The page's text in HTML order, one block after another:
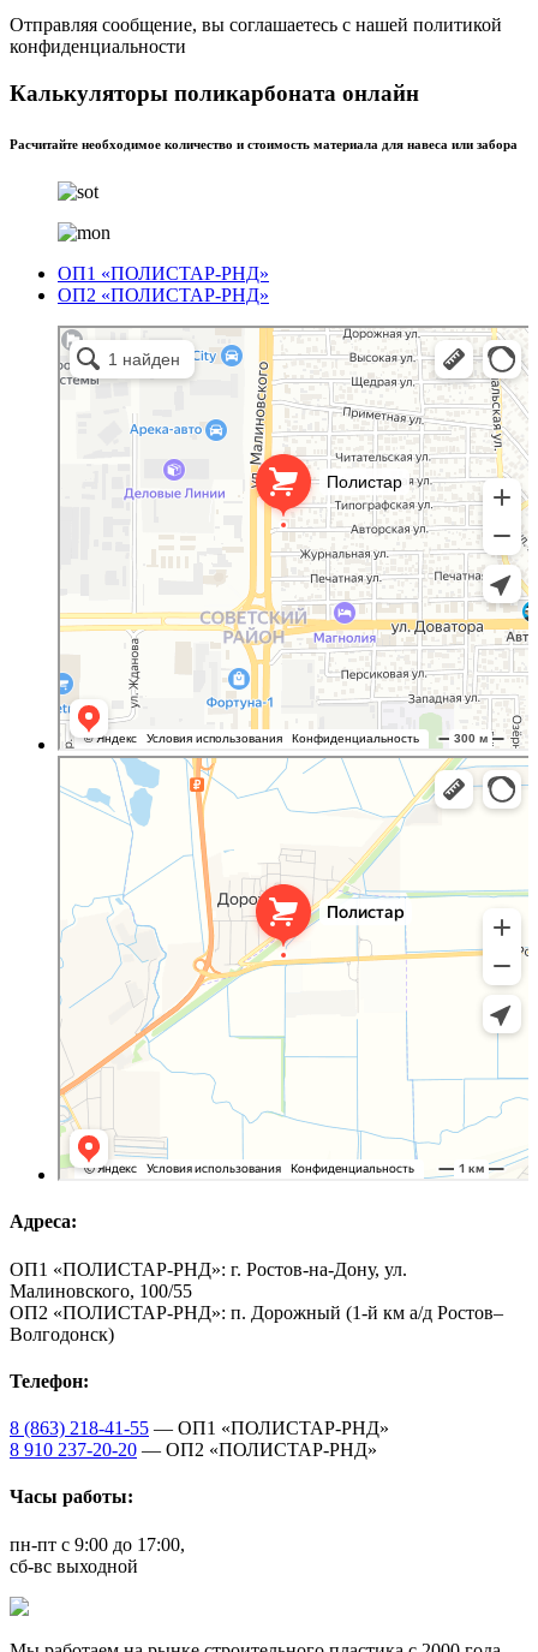
Отправляя сообщение, вы соглашаетесь с нашей политикой
конфиденциальности
Калькуляторы поликарбоната онлайн
Расчитайте необходимое количество и стоимость материала для навеса или забора
ОП1 «ПОЛИСТАР-РНД»
ОП2 «ПОЛИСТАР-РНД»
Полистар
Оргстекло, поликарбонат в Ростове‑на‑Дону
Светопрозрачные конструкции в Ростове‑на‑Дону
Полистар
Оргстекло, поликарбонат в Ростовской области
Светопрозрачные конструкции в Ростовской области
Адреса:
ОП1 «ПОЛИСТАР-РНД»: г. Ростов-на-Дону, ул.
Малиновского, 100/55
ОП2 «ПОЛИСТАР-РНД»: п. Дорожный (1-й км а/д Ростов–
Волгодонск)
Телефон:
8 (863) 218-41-55 — ОП1 «ПОЛИСТАР-РНД»
8 910 237-20-20 — ОП2 «ПОЛИСТАР-РНД»
Часы работы:
пн-пт с 9:00 до 17:00,
сб-вс выходной